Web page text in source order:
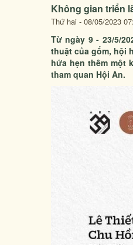
Không gian triển
Thứ hai - 08/05/2023
Từ ngày 9 - 23/5/
thuật của gốm, hội
hứa hẹn thêm một
tham quan Hội An.